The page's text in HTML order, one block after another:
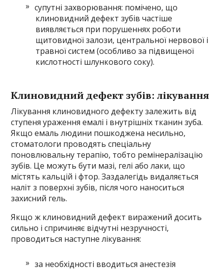
супутні захворювання: помічено, що
клиновидний дефект зубів частіше
виявляється при порушеннях роботи
щитовидної залози, центральної нервової і
травної систем (особливо за підвищеної
кислотності шлункового соку).
Клиновидний дефект зубів: лікування
Лікування клиновидного дефекту залежить від
ступеня ураження емалі і внутрішніх тканин зуба.
Якщо емаль людини пошкоджена несильно,
стоматологи проводять спеціальну
поновлювальну терапію, тобто ремінералізацію
зубів. Це можуть бути мазі, гелі або лаки, що
містять кальцій і фтор. Заздалегідь видаляється
наліт з поверхні зубів, після чого наноситься
захисний гель.
Якщо ж клиновидний дефект виражений досить
сильно і спричиняє відчутні незручності,
проводиться наступне лікування:
за необхідності вводиться анестезія